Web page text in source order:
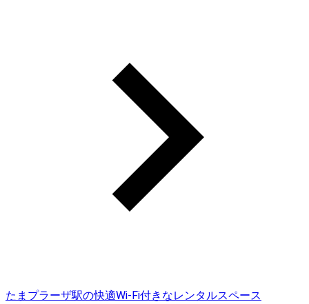
たまプラーザ駅の快適Wi-Fi付きなレンタルスペース